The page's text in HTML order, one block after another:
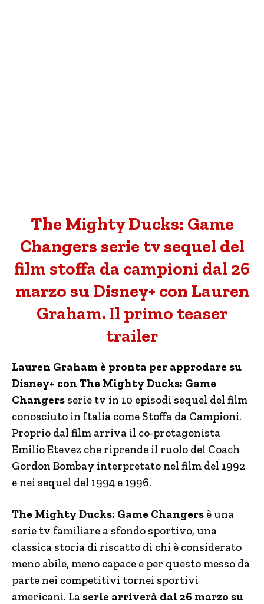
The Mighty Ducks: Game
Changers serie tv sequel del
film stoffa da campioni dal 26
marzo su Disney+ con Lauren
Graham. Il primo teaser
trailer
Lauren Graham è pronta per approdare su
Disney+ con The Mighty Ducks: Game
Changers serie tv in 10 episodi sequel del film
conosciuto in Italia come Stoffa da Campioni.
Proprio dal film arriva il co-protagonista
Emilio Etevez che riprende il ruolo del Coach
Gordon Bombay interpretato nel film del 1992
e nei sequel del 1994 e 1996.
The Mighty Ducks: Game Changers è una
serie tv familiare a sfondo sportivo, una
classica storia di riscatto di chi è considerato
meno abile, meno capace e per questo messo da
parte nei competitivi tornei sportivi
americani. La serie arriverà dal 26 marzo su